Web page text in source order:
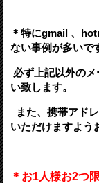
＊特にgmail 、
ない事例が多いで
必ず上記以外の
い致します。
また、携帯アド
いただけますよう
＊お1人様お2つ